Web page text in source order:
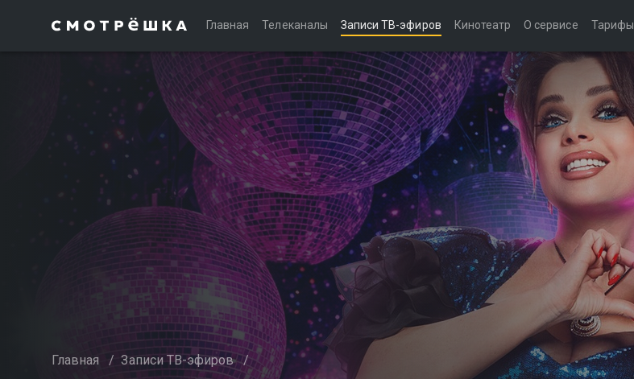
Главная Телеканалы Записи ТВ-эфиров Кинотеатр О сервисе Тарифы
Главная / Записи ТВ-эфиров /